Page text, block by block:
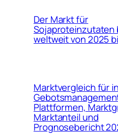
Der Markt für
Sojaproteinzutaten
weltweit von 2025
Marktvergleich für
Plattformen,
Marktanteil und
Prognosebericht